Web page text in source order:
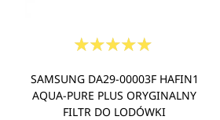
SAMSUNG DA29-00003F HAFIN1
AQUA-PURE PLUS ORYGINALNY
FILTR DO LODÓWKI